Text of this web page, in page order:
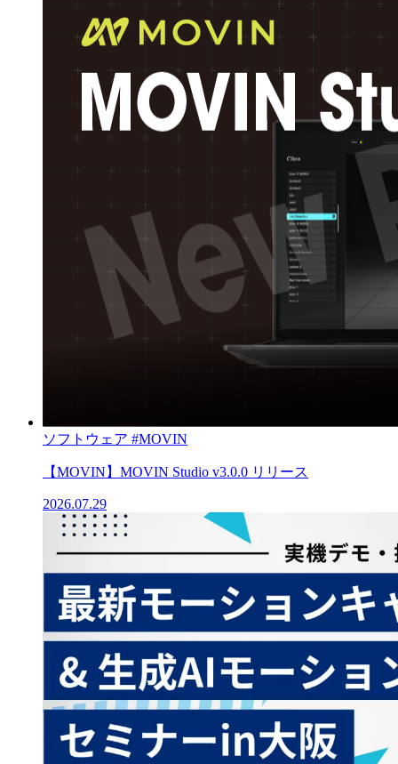
ソフトウェア #MOVIN
【MOVIN】MOVIN Studio v3.0.0 リリース
2026.07.29